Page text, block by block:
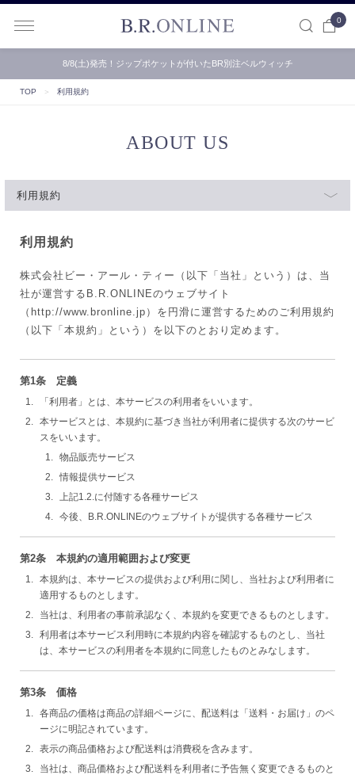
0
8/8(土)発売！ジップポケットが付いたBR別注ベルウィッチ
TOP ＞ 利用規約
ABOUT US
利用規約
利用規約
株式会社ビー・アール・ティー（以下「当社」という）は、当
社が運営するB.R.ONLINEのウェブサイト
（http://www.bronline.jp）を円滑に運営するためのご利用規約
（以下「本規約」という）を以下のとおり定めます。
第1条 定義
「利用者」とは、本サービスの利用者をいいます。
本サービスとは、本規約に基づき当社が利用者に提供する次のサービ
スをいいます。
物品販売サービス
情報提供サービス
上記1.2.に付随する各種サービス
今後、B.R.ONLINEのウェブサイトが提供する各種サービス
第2条 本規約の適用範囲および変更
本規約は、本サービスの提供および利用に関し、当社および利用者に
適用するものとします。
当社は、利用者の事前承認なく、本規約を変更できるものとします。
利用者は本サービス利用時に本規約内容を確認するものとし、当社
は、本サービスの利用者を本規約に同意したものとみなします。
第3条 価格
各商品の価格は商品の詳細ページに、配送料は「送料・お届け」のペ
ージに明記されています。
表示の商品価格および配送料は消費税を含みます。
当社は、商品価格および配送料を利用者に予告無く変更できるものと